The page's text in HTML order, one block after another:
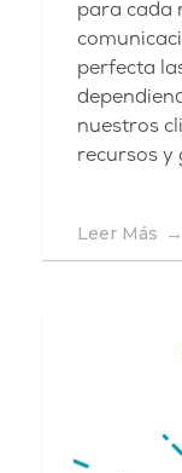
para cada
perfecta
nuestros
recursos y
Leer Más